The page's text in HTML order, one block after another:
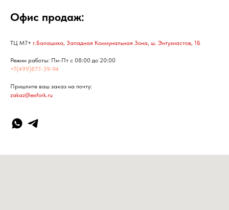
Офис продаж:
ТЦ М7+ г.Балашиха, Западная Коммунальная Зона, ш. Энтузиастов, 1Б
Режим работы: Пн-Пт с 08:00 до 20:00
+7(499)877-39-94
Пришлите ваш заказ на почту:
zakaz@exfork.ru